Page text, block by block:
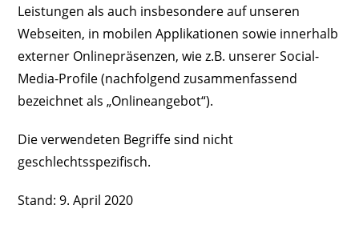
Leistungen als auch insbesondere auf unseren
Webseiten, in mobilen Applikationen sowie innerhalb
externer Onlinepräsenzen, wie z.B. unserer Social-
Media-Profile (nachfolgend zusammenfassend
bezeichnet als „Onlineangebot“).
Die verwendeten Begriffe sind nicht
geschlechtsspezifisch.
Stand: 9. April 2020